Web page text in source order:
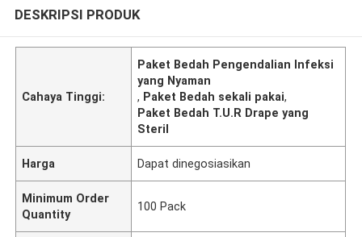
DESKRIPSI PRODUK
Cahaya Tinggi:
Paket Bedah Pengendalian Infeksi
yang Nyaman
, Paket Bedah sekali pakai,
Paket Bedah T.U.R Drape yang
Steril
Harga Dapat dinegosiasikan
Minimum Order
Quantity
100 Pack